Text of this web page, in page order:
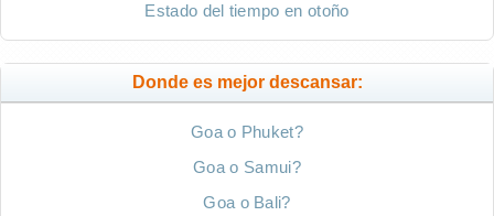
Estado del tiempo en otoño
Donde es mejor descansar:
Goa o Phuket?
Goa o Samui?
Goa o Bali?